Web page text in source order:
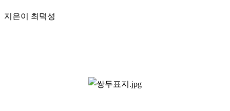
지은이 최덕성